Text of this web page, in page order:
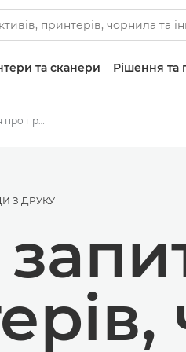
та сканери Рішення та
Поширені запитання про принтери, чорнила та папір
З ДРУКУ